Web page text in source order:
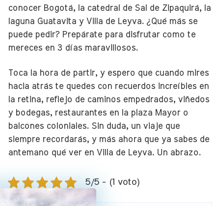
conocer Bogotá, la catedral de Sal de Zipaquirá, la
laguna Guatavita y Villa de Leyva. ¿Qué más se
puede pedir? Prepárate para disfrutar como te
mereces en 3 días maravillosos.
Toca la hora de partir, y espero que cuando mires
hacia atrás te quedes con recuerdos increíbles en
la retina, reflejo de caminos empedrados, viñedos
y bodegas, restaurantes en la plaza Mayor o
balcones coloniales. Sin duda, un viaje que
siempre recordarás, y más ahora que ya sabes de
antemano qué ver en Villa de Leyva. Un abrazo.
5/5 - (1 voto)